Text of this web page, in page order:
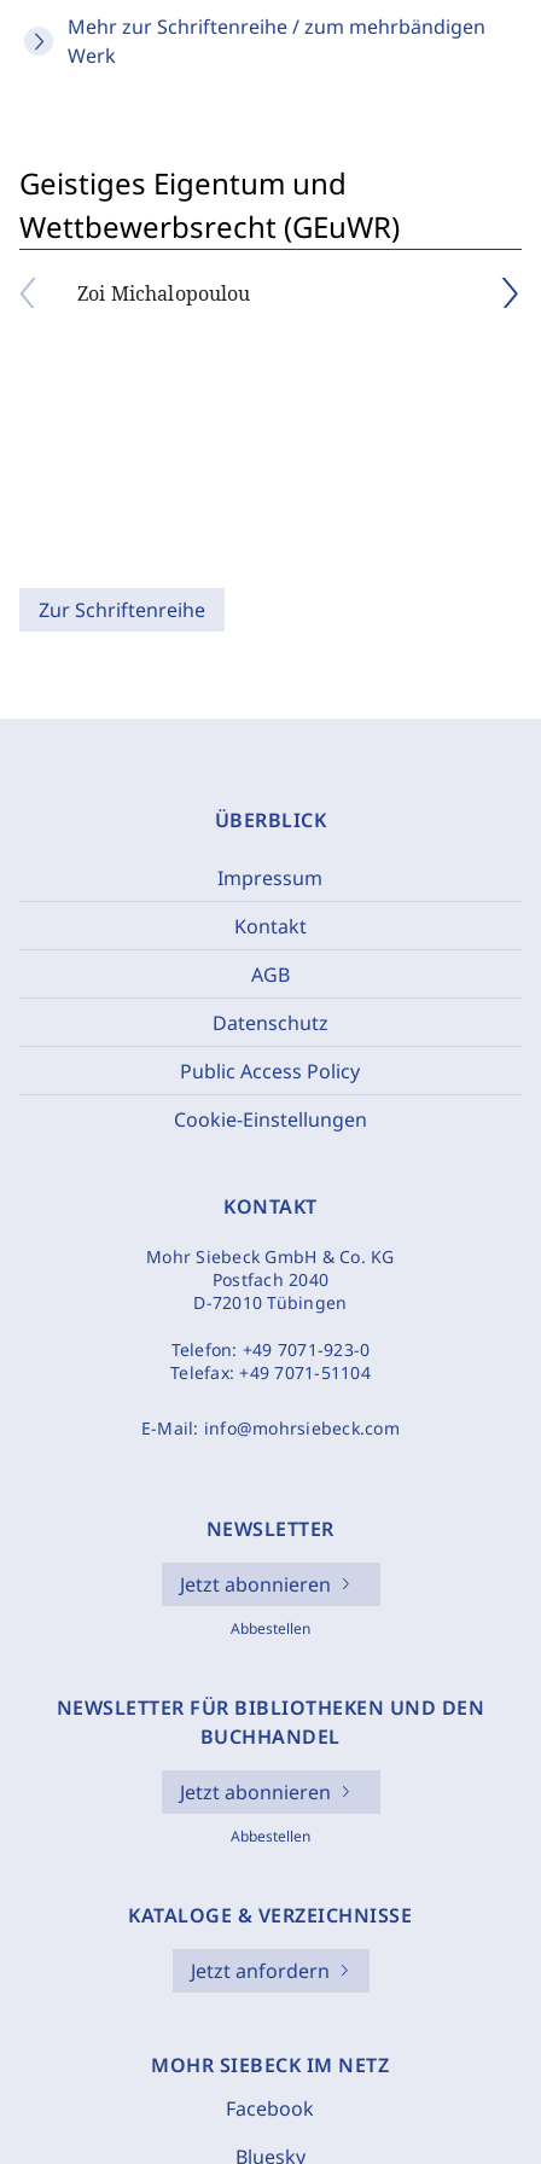
Mehr zur Schriftenreihe / zum mehrbändigen
Werk
Geistiges Eigentum und
Wettbewerbsrecht (GEuWR)
Zoi Michalopoulou
Zur Schriftenreihe
ÜBERBLICK
Impressum
Kontakt
AGB
Datenschutz
Public Access Policy
Cookie-Einstellungen
KONTAKT
Mohr Siebeck GmbH & Co. KG
Postfach 2040
D-72010 Tübingen
Telefon: +49 7071-923-0
Telefax:+49 7071-51104
E-Mail: info@mohrsiebeck.com
NEWSLETTER
Jetzt abonnieren
Abbestellen
NEWSLETTER FÜR BIBLIOTHEKEN UND DEN
BUCHHANDEL
Jetzt abonnieren
Abbestellen
KATALOGE & VERZEICHNISSE
Jetzt anfordern
MOHR SIEBECK IM NETZ
Facebook
Bluesky